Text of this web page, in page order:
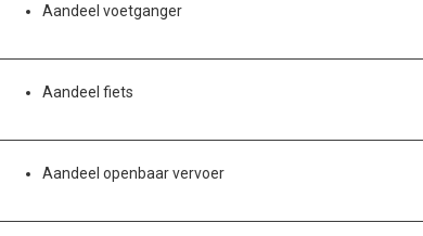
Aandeel voetganger
Aandeel fiets
Aandeel openbaar vervoer